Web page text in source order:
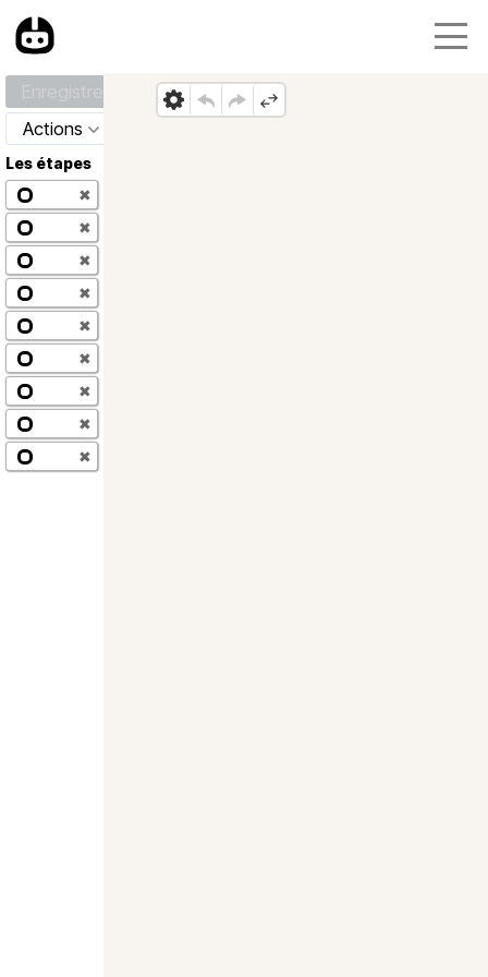
Actions
Les étapes
✖
✖
✖
✖
✖
✖
✖
✖
✖